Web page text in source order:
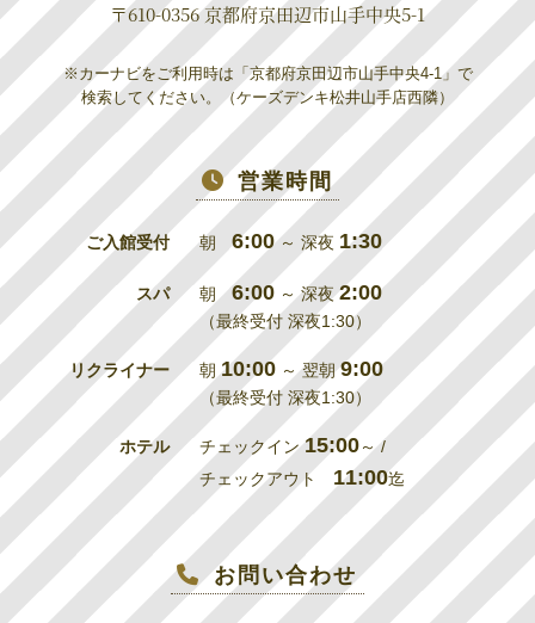
〒610-0356 京都府京田辺市山手中央5-1
※カーナビをご利用時は「京都府京田辺市山手中央4-1」で
検索してください。（ケーズデンキ松井山手店西隣）
営業時間
ご入館受付 朝 6:00～ 深夜 1:30
スパ 朝 6:00 ～ 深夜2:00
（最終受付 深夜1:30）
リクライナー 朝 10:00 ～ 翌朝9:00
（最終受付 深夜1:30）
ホテル チェックイン15:00～ /
チェックアウト 11:00迄
お問い合わせ